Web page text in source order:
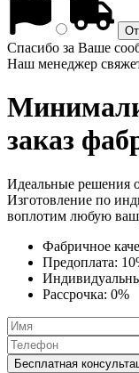
Спасибо за Ваше
Наш менеджер
заказ
Идеальные решения
Изготовление по
воплотим любую
Фабричное
Предоплата:
Рассрочка: 0%